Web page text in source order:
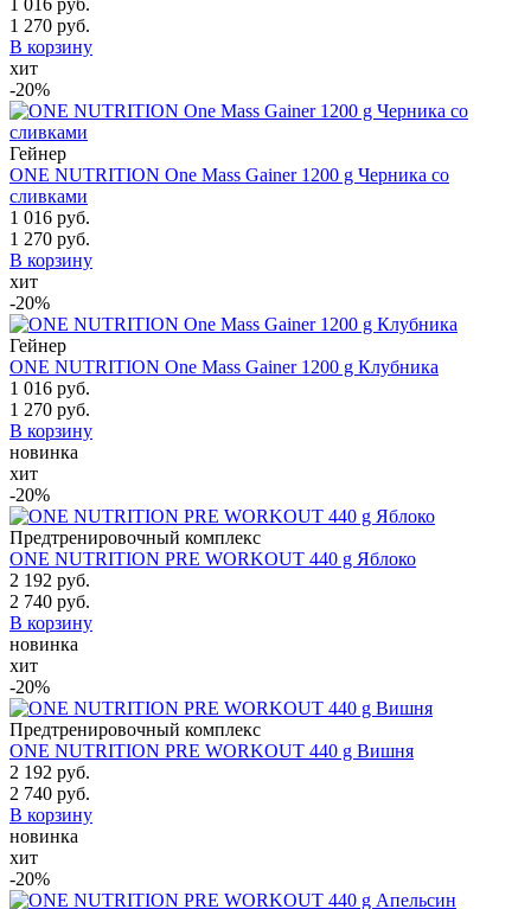
1 270 руб.
В корзину
хит
-20%
Гейнер
ONE NUTRITION One Mass Gainer 1200 g Черника со
сливками
1 016 руб.
1 270 руб.
В корзину
хит
-20%
Гейнер
ONE NUTRITION One Mass Gainer 1200 g Клубника
1 016 руб.
1 270 руб.
В корзину
новинка
хит
-20%
Предтренировочный комплекс
ONE NUTRITION PRE WORKOUT 440 g Яблоко
2 192 руб.
2 740 руб.
В корзину
новинка
хит
-20%
Предтренировочный комплекс
ONE NUTRITION PRE WORKOUT 440 g Вишня
2 192 руб.
2 740 руб.
В корзину
новинка
хит
-20%